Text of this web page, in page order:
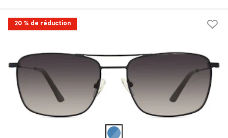
20 % de réduction